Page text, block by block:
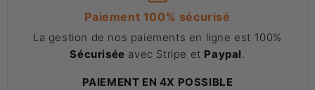
Paiement 100% sécurisé
La gestion de nos paiements en ligne est 100%
Sécurisée avec Stripe et Paypal.
PAIEMENT EN 4X POSSIBLE